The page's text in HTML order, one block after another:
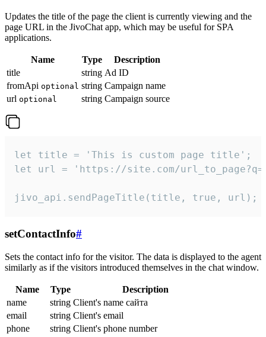
Updates the title of the page the client is currently viewing and the
page URL in the JivoChat app, which may be useful for SPA
applications.
Name Type
Description
title
string Ad ID
fromApi optional string Campaign name
url optional string Campaign source
let title = 'This is custom page title';
let url = 'https://site.com/
jivo_api.sendPageTitle(title, true, url);
setContactInfo#
Sets the contact info for the visitor. The data is displayed to the agent
similarly as if the visitors introduced themselves in the chat window.
Name Type
Description
name
string Client's name сайта
email
string Client's email
phone
string Client's phone number